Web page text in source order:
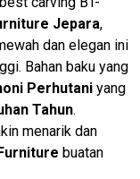
Jepara,
dan elegan ini
Bahan baku yang
Perhutani yang
Tahun.
menarik dan
buatan